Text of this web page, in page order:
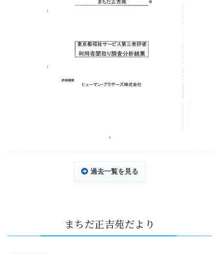
過去一覧を見る
まちだ正吉苑だより